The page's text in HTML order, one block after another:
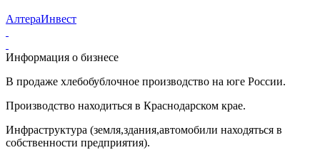
АлтераИнвест
Информация о бизнесе
В продаже хлебобублочное производство на юге России.
Производство находиться в Краснодарском крае.
Инфраструктура (земля,здания,автомобили находяться в
собственности предприятия).